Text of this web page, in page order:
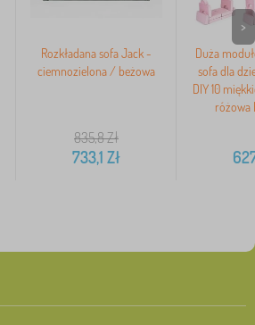
Rozkładana sofa Jack -
ciemnozielona / beżowa
835,8Zł
733,1 Zł
Duża
sofa dla
DIY 10
różowa
>